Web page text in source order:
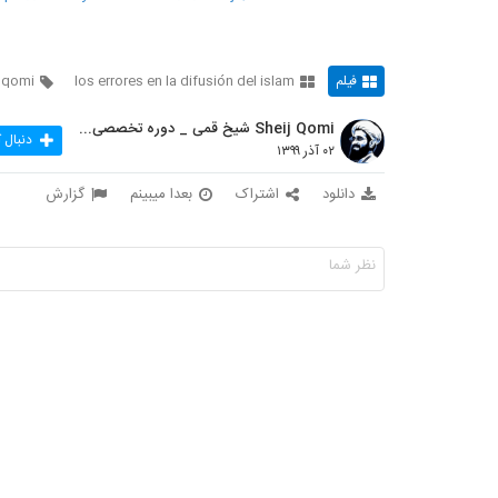
فیلم los errores en la difusión del islam
Sheij Qomi شیخ قمی _ دوره تخصصی تربیت مبلغه غرب
۰۲ آذر ۱۳۹۹
دانلود اشتراک بعدا میبینم گزارش